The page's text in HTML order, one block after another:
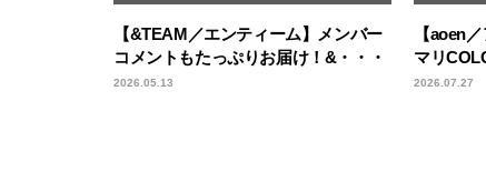
【&TEAM／エンティーム】メンバー
コメントもたっぷりお届け！&・・・
2026.05.13
【aoen
マリ
2026.07.27